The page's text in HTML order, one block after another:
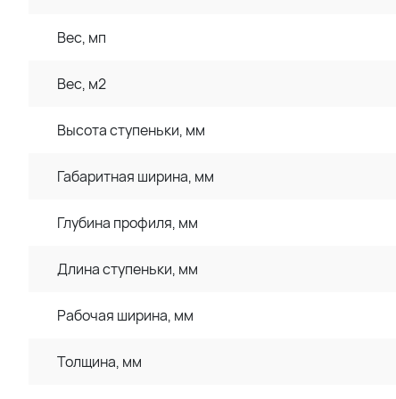
Вес, мп
Вес, м2
Высота ступеньки, мм
Габаритная ширина, мм
Глубина профиля, мм
Длина ступеньки, мм
Рабочая ширина, мм
Толщина, мм